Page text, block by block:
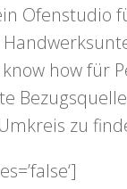
Ofenstudio
how für
zu